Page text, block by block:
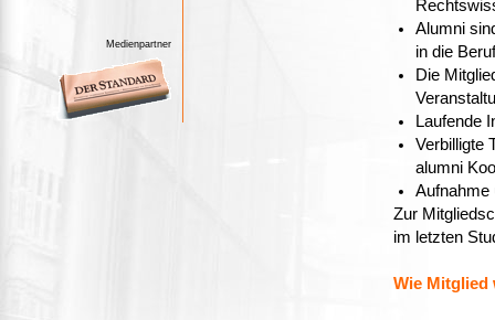
Medienpartner
Alumni
in die
Die
Laufende
Verbilligte
alumni
Aufnahme
Zur
im letzten
Wie Mitglied